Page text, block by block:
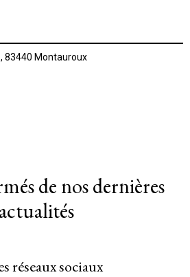
83440 Montauroux
de nos dernières
actualités
réseaux sociaux